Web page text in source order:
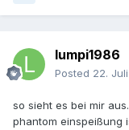
lumpi1986
Posted 22.
so sieht es bei mir
phantom einspeißung